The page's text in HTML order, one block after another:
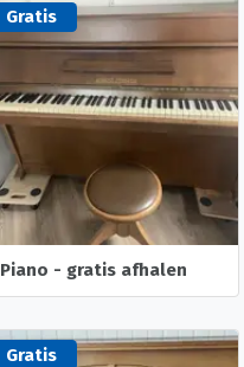
Gratis
Piano - gratis afhalen
Gratis